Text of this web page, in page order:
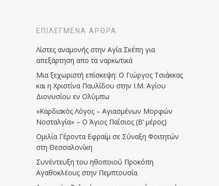
ΕΠΙΛΕΓΜΈΝΑ ΆΡΘΡΑ
Λίστες αναμονής στην Αγία Σκέπη για
απεξάρτηση απο τα ναρκωτικά
Μια ξεχωριστή επίσκεψη: Ο Γιώργος Τσιάκκας
και η Χριστίνα Παυλίδου στην Ι.Μ. Αγίου
Διονυσίου εν Ολύμπω
«Καρδιακός Λόγος – Αγιασμένων Μορφών
Νοσταλγία» – Ο Άγιος Παΐσιος (Β’ μέρος)
Ομιλία Γέροντα Εφραίμ σε Σύναξη Φοιτητών
στη Θεσσαλονίκη
Συνέντευξη του ηθοποιού Προκόπη
Αγαθοκλέους στην Πεμπτουσία